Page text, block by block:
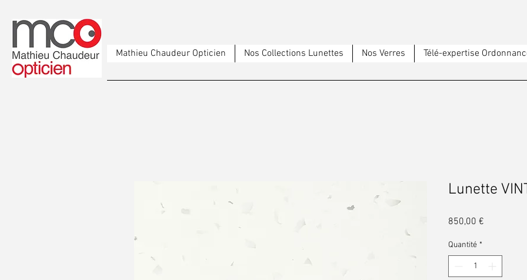
Mathieu Chaudeur Opticien Nos Collections Lunettes Nos Verres Télé-expertise
Lunette
850,00 €
Quantité *